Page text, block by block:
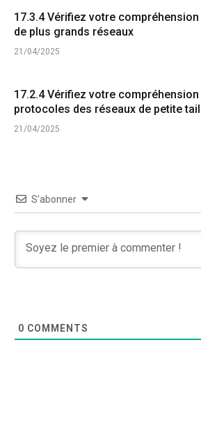
17.3.4 Vérifiez votre
de plus grands réseaux
21/04/2025
17.2.4 Vérifiez votre
protocoles des réseaux de petite
21/04/2025
S’abonner
0 COMMENTS